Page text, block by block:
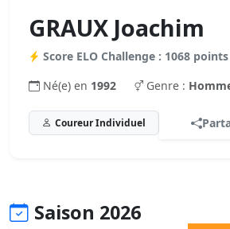
GRAUX Joachim
Score ELO Challenge : 1068 points
Né(e) en 1992 Genre :
Coureur Individuel
Saison 2026